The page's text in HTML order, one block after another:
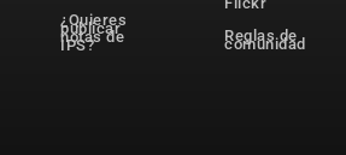
¿Quieres
publicar
notas de
IPS?
Reglas de
comunidad